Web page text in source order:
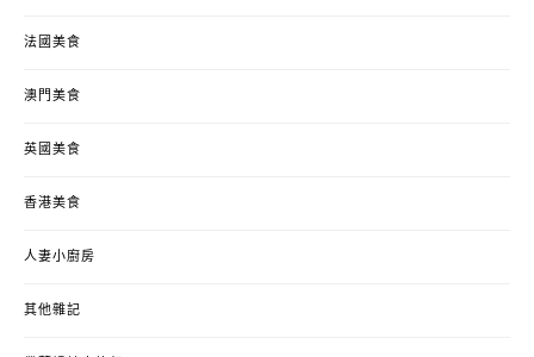
法國美食
澳門美食
英國美食
香港美食
人妻小廚房
其他雜記